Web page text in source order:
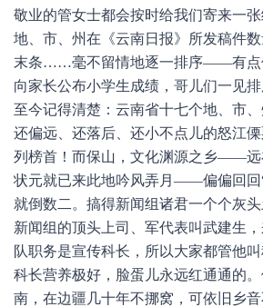
敬业的管女士都会按时给我们寄来一
地、市、州在《云南日报》所发稿件
末条……毫不留情地逐一排序——有点
向家长公布小学生成绩，哥儿们一见
至今记得清楚：云南省十七个地、市
还偏远、还落后、还小不点儿的怒江
列榜首！而保山，文化渊源之乡——远
状元就已来此地吟风弄月——偏偏回回
就倒数二。搞得新闻组诸君一个个灰头
新闻组的顶头上司、军代表叫武建生
队职务是宣传科长，所以大家都管他
科长营养极好，脸蛋儿永远红通通的
南，在边疆几十年不挪窝，可依旧乡